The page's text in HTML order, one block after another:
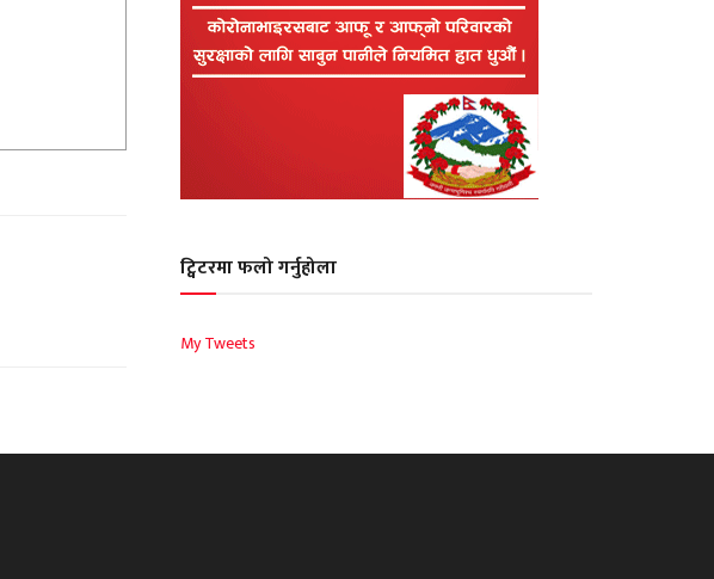
ट्विटरमा फलो गर्नुहोला
My Tweets